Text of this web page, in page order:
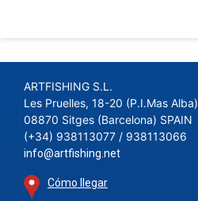
ARTFISHING S.L.
Les Pruelles, 18-20 (P.I.Mas Alba)
08870 Sitges (Barcelona) SPAIN
(+34) 938113077 / 938113066
info@artfishing.net
Cómo llegar